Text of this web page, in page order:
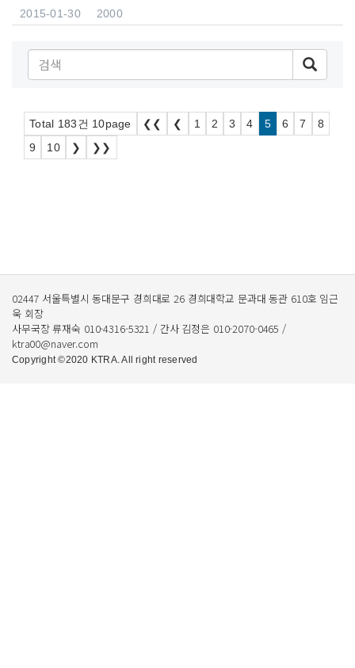
2015-01-30 2000
Total 183건 10page ❮❮ ❮ 1 2 3 4 5 6 7
8
9
10 ❯ ❯❯
02447 서울특별시 동대문구 경희대로 26 경희대학교 문과대 동관 610호 임근
욱 회장
사무국장 류재숙 010-4316-5321 / 간사 김정은 010-2070-0465 /
ktra00@naver.com
Copyright ©2020 KTRA. All right reserved